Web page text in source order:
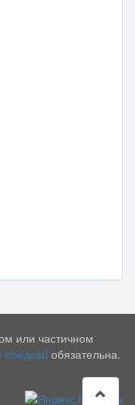
или частичном
поедем! обязательна.